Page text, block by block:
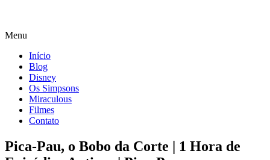
Menu
Início
Blog
Disney
Os Simpsons
Miraculous
Filmes
Contato
Pica-Pau, o Bobo da Corte | 1 Hora de